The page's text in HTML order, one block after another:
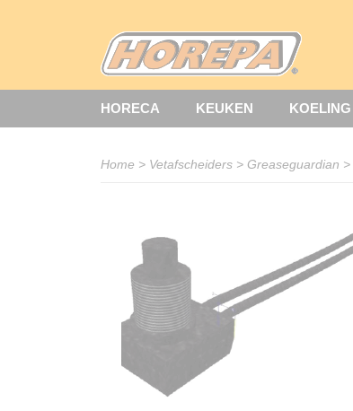
HORECA KEUKEN KOELING
Home > Vetafscheiders > Greaseguardian >